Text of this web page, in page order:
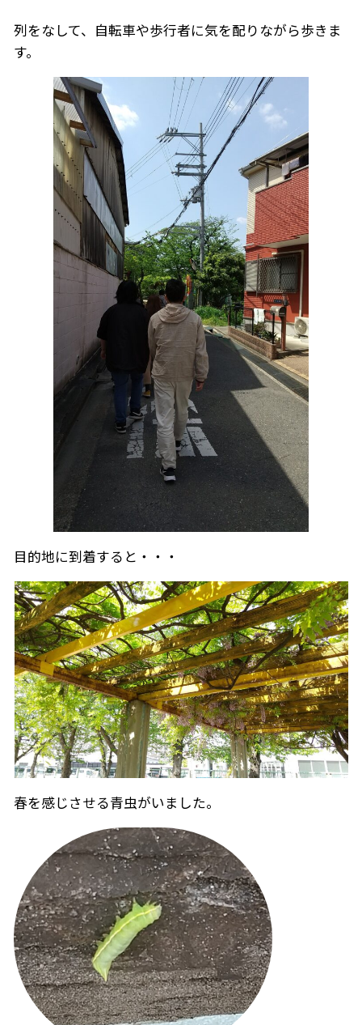
列をなして、自転車や歩行者に気を配りながら歩きま
す。
目的地に到着すると・・・
春を感じさせる青虫がいました。